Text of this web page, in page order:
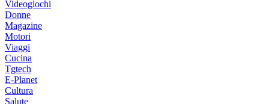
Videogiochi
Donne
Magazine
Motori
Viaggi
Cucina
Tgtech
E-Planet
Cultura
Salute